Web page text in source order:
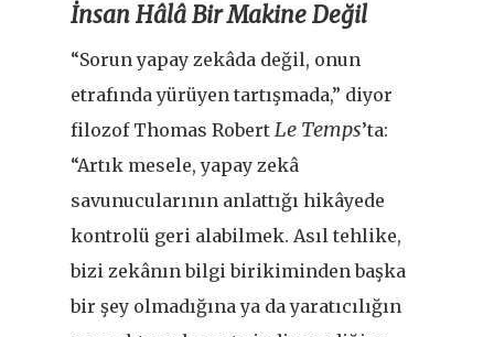
İnsan Hâlâ Bir Makine Değil
“Sorun yapay zekâda değil, onun
etrafında yürüyen tartışmada,” diyor
filozof Thomas Robert Le Temps’ta:
“Artık mesele, yapay zekâ
savunucularının anlattığı hikâyede
kontrolü geri alabilmek. Asıl tehlike,
bizi zekânın bilgi birikiminden başka
bir şey olmadığına ya da yaratıcılığın